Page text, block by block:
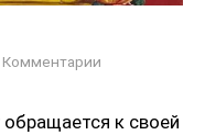
Комментарии
к своей